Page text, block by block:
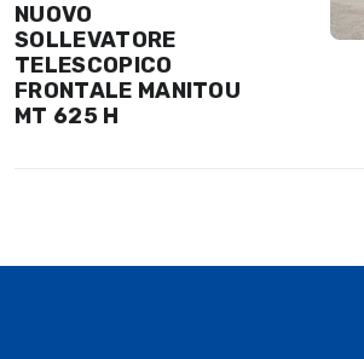
NUOVO
SOLLEVATORE
TELESCOPICO
FRONTALE MANITOU
MT 625 H